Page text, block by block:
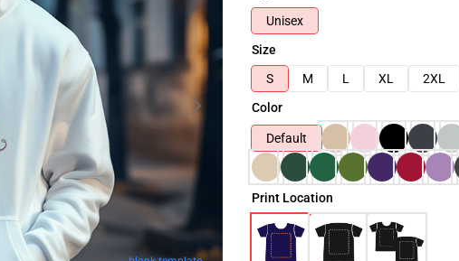
Unisex
Size
S
M L XL 2XL
Color
Default
Print Location